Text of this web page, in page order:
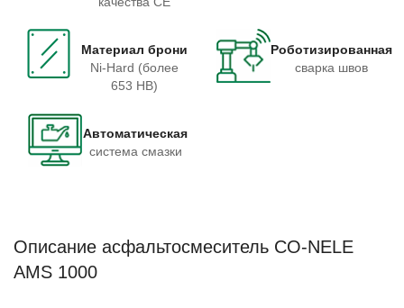
Материал брони
Ni-Hard (более
653 HB)
Роботизированная
сварка швов
Автоматическая
система смазки
Описание асфальтосмеситель CO-NELE
AMS 1000